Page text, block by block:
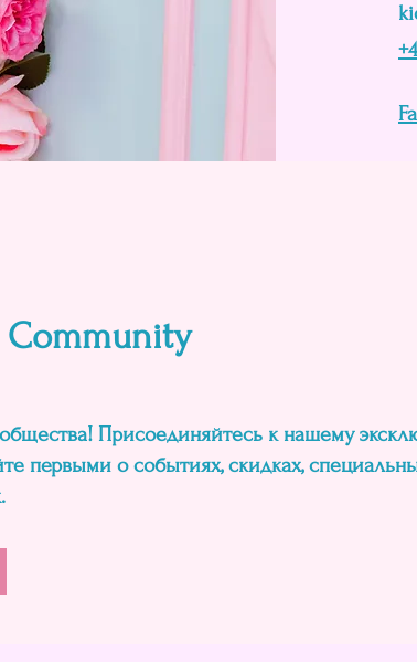
Community
Присоединяйтесь к нашему
первыми о событиях, скидках,